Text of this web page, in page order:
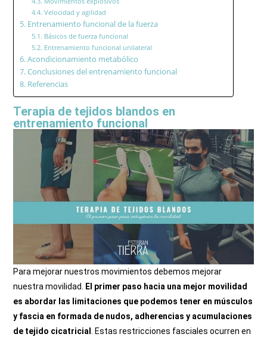
Velocidad y agilidad
Entrenamiento funcional de la fuerza
Básicos de fuerza funcional
Entrenamiento funcional unilateral
Acondicionamiento metabólico
Conclusiones del entrenamiento funcional
Referencias
Terapia de tejidos blandos en
entrenamiento funcional
Para mejorar nuestros movimientos debemos mejorar
nuestra movilidad.
El primer paso hacia una mejor movilidad
es abordar las limitaciones que podemos tener en músculos
y fascia en formada de nudos, adherencias y acumulaciones
de tejido cicatricial
. Estas restricciones fasciales ocurren en